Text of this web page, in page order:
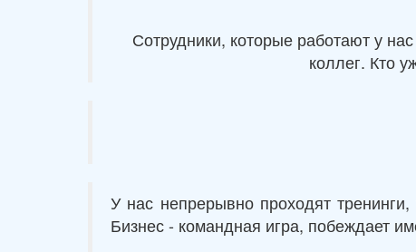
Сотрудники, которые работают у
коллег. Кто
У нас непрерывно проходят
Бизнес - командная игра, побеждает